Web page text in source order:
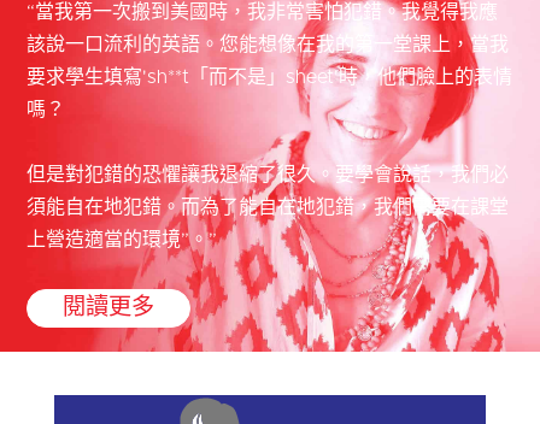
“當我第一次搬到美國時，我非常害怕犯錯。我覺得我應
該說一口流利的英語。您能想像在我的第一堂課上，當我
要求學生填寫'sh**t「而不是」sheet'時，他們臉上的表情
嗎？
但是對犯錯的恐懼讓我退縮了很久。要學會說話，我們必
須能自在地犯錯。而為了能自在地犯錯，我們需要在課堂
上營造適當的環境”。”
閱讀更多